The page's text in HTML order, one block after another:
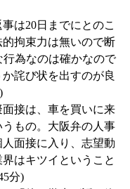
は20日までにとのこ
拘束力は無いので断
為なのは確かなので
詫び状を出すのが良
面接は、車を買いに来
もの。大阪弁の人事
面接に入り、志望動
はキツイということ
分)